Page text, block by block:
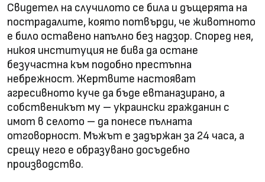
Свидетел на случилото се била и дъщерята на
пострадалите, която потвърди, че животното
е било оставено напълно без надзор. Според нея,
никоя институция не бива да остане
безучастна към подобно престъпна
небрежност. Жертвите настояват
агресивното куче да бъде евтаназирано, а
собственикът му – украински гражданин с
имот в селото – да понесе пълната
отговорност. Мъжът е задържан за 24 часа, а
срещу него е образувано досъдебно
производство.